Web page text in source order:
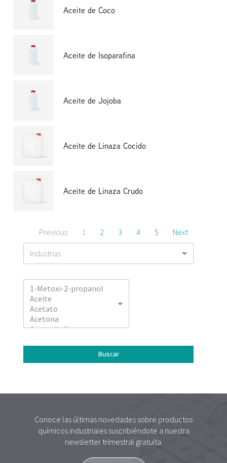
Aceite de Coco
Aceite de Isoparafina
Aceite de Jojoba
Aceite de Linaza Cocido
Aceite de Linaza Crudo
Previous 1 2 3 4 5 Next
Conoce las últimas novedades sobre productos
químicos industriales suscribiéndote a nuestra
newsletter trimestral gratuita.